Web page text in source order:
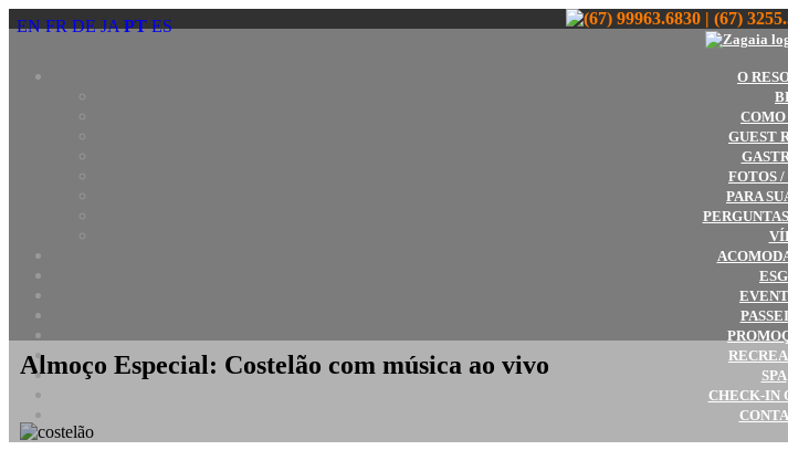
(67) 99963.6830 | (67)
O
GUEST
FOTOS
PARA
ESG
SPA
CHECK-IN
Zagaia Eco Resort
Bonito é estar aqui
Almoço Especial: Costelão com música ao vivo
EN FR DE JA PT ES